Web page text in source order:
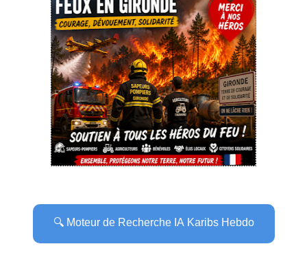
🔍 Moteur de Recherche IA Karibs Hebdo